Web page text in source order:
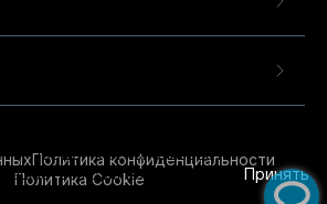
Политика конфиденциальности
Политика Cookie
Продолжая использовать
с использованием
Принять